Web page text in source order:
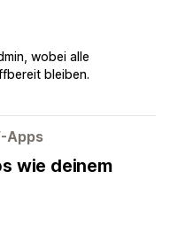
wobei alle
bleiben.
Apps
wie deinem